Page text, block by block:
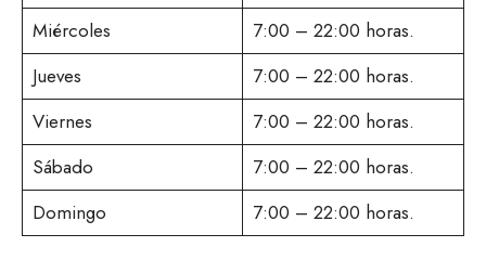
Miércoles
7:00 – 22:00 horas.
Jueves
7:00 – 22:00 horas.
Viernes
7:00 – 22:00 horas.
Sábado
7:00 – 22:00 horas.
Domingo
7:00 – 22:00 horas.